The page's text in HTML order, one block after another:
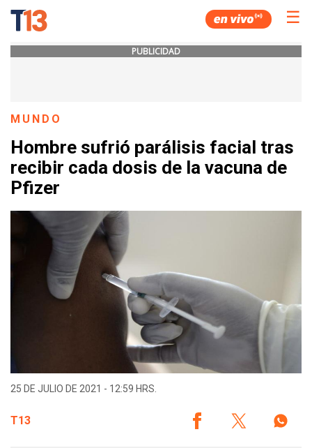
☰
PUBLICIDAD
MUNDO
Hombre sufrió parálisis facial tras
recibir cada dosis de la vacuna de
Pfizer
25 DE JULIO DE 2021 - 12:59 HRS.
T13